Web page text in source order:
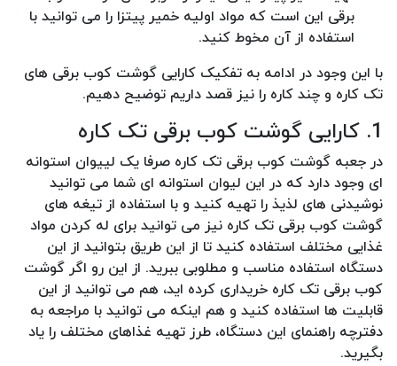
برقی این است که مواد اولیه خمیر پیتزا را می توانید با
استفاده از آن مخوط کنید.
با این وجود در ادامه به تفکیک کارایی گوشت کوب برقی های
تک کاره و چند کاره را نیز قصد داریم توضیح دهیم.
1. کارایی گوشت کوب برقی تک کاره
در جعبه گوشت کوب برقی تک کاره صرفا یک لییوان استوانه
ای وجود دارد که در این لیوان استوانه ای شما می توانید
نوشیدنی های لذیذ را تهیه کنید و با استفاده از تیغه های
گوشت کوب برقی تک کاره نیز می توانید برای له کردن مواد
غذایی مختلف استفاده کنید تا از این طریق بتوانید از این
دستگاه استفاده مناسب و مطلوبی ببرید. از این رو اگر گوشت
کوب برقی تک کاره خریداری کرده اید، هم می توانید از این
قابلیت ها استفاده کنید و هم اینکه می توانید با مراجعه به
دفترچه راهنمای این دستگاه، طرز تهیه غذاهای مختلف را یاد
بگیرید.